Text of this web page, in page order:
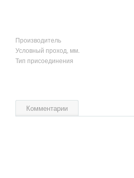
Производитель
Условный проход, мм.
Тип присоединения
Комментарии